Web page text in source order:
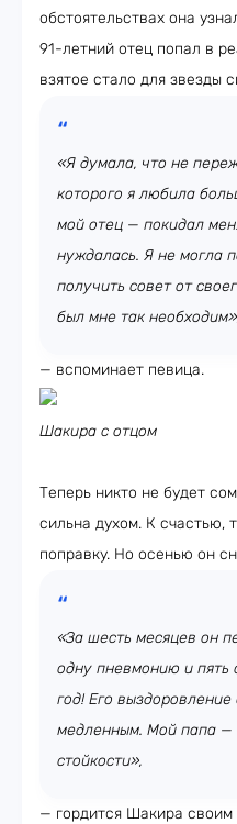
обстоятельствах она
91-летний отец попал в
взятое стало для звезды
«Я думала, что не
которого я любила
мой отец — покидал
нуждалась. Я не могла
получить совет от
был мне так
— вспоминает певица.
Шакира с отцом
Теперь никто не будет
сильна духом. К счастью,
поправку. Но осенью он
«За шесть месяцев он
одну пневмонию и пять
год! Его
медленным. Мой папа
стойкости»,
— гордится Шакира своим